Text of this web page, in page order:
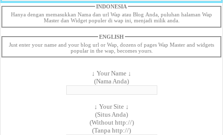
INDONESIA
Hanya dengan memasukkan Nama dan url Wap atau Blog Anda, puluhan halaman Wap
Master dan Widget populer di wap ini, menjadi milik anda.
ENGLISH
Just enter your name and your blog url or Wap, dozens of pages Wap Master and widgets
popular in the wap, becomes yours.
↓ Your Name ↓
(Nama Anda)
↓ Your Site ↓
(Situs Anda)
(Without http://)
(Tanpa http://)